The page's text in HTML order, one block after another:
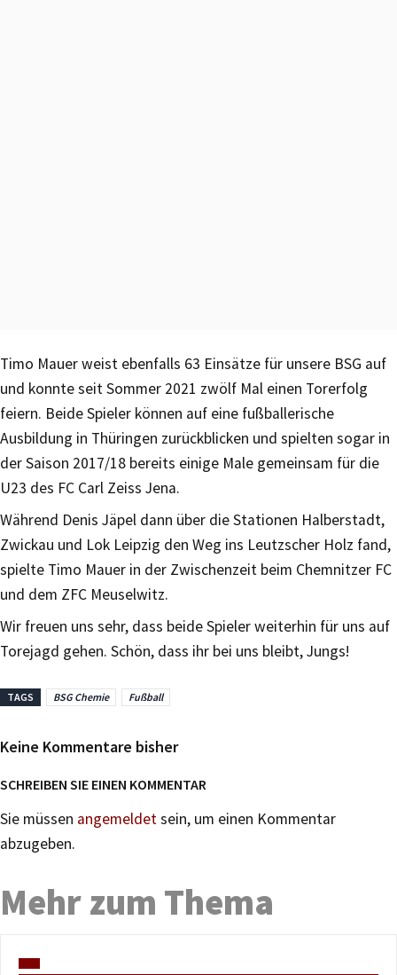
Timo Mauer weist ebenfalls 63 Einsätze für unsere BSG auf
und konnte seit Sommer 2021 zwölf Mal einen Torerfolg
feiern. Beide Spieler können auf eine fußballerische
Ausbildung in Thüringen zurückblicken und spielten sogar in
der Saison 2017/18 bereits einige Male gemeinsam für die
U23 des FC Carl Zeiss Jena.
Während Denis Jäpel dann über die Stationen Halberstadt,
Zwickau und Lok Leipzig den Weg ins Leutzscher Holz fand,
spielte Timo Mauer in der Zwischenzeit beim Chemnitzer FC
und dem ZFC Meuselwitz.
Wir freuen uns sehr, dass beide Spieler weiterhin für uns auf
Torejagd gehen. Schön, dass ihr bei uns bleibt, Jungs!
TAGS BSG Chemie Fußball
Keine Kommentare bisher
SCHREIBEN SIE EINEN KOMMENTAR
Sie müssen angemeldetsein, um einen Kommentar
abzugeben.
Mehr zum Thema